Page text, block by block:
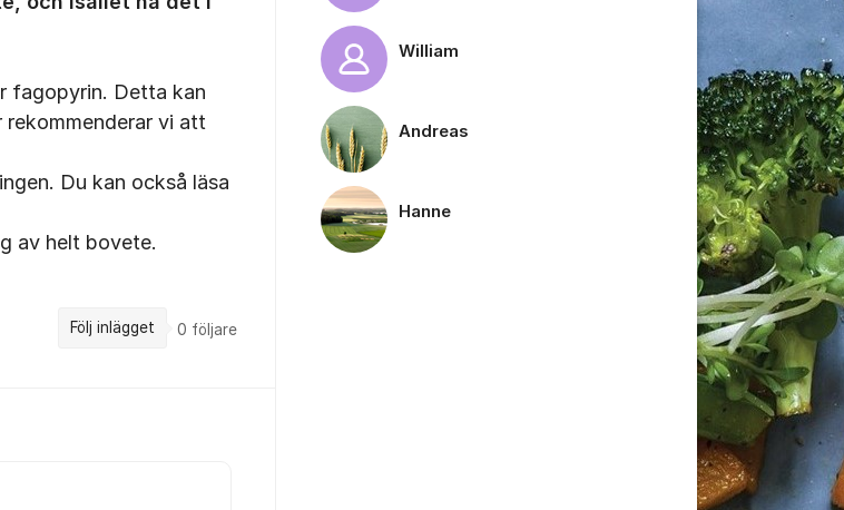
fagopyrin. Detta kan
vi att
Du kan också läsa
av helt bovete.
Följ inlägget 0 följare
William
Andreas
Hanne